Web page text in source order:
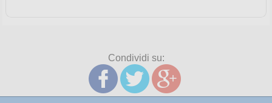
Condividi su: